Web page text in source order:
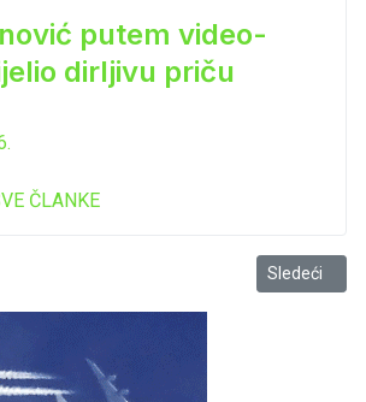
putem video-
dirljivu priču
ČLANKE
kao magična avantura Sledeći
Sledeći